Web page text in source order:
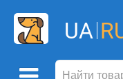
UA